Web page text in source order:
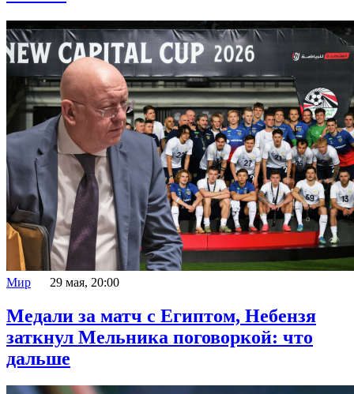
Мир 29 мая, 20:00
Медали за матч с Египтом, Небензя
заткнул Мельника поговоркой: что
дальше